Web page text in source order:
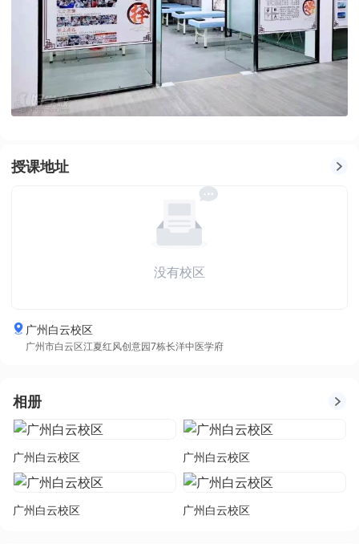
授课地址
没有校区
广州白云校区
广州市白云区江夏红风创意园7栋长洋中医学府
相册
广州白云校区 广州白云校区
广州白云校区 广州白云校区